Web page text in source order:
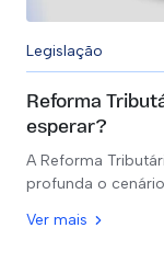
Legislação
Reforma
esperar?
A Reforma
profunda o
Ver mais